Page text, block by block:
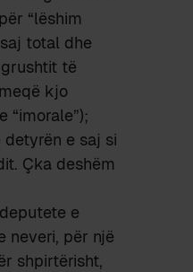
“lëshim
total dhe
të
kjo
“imorale”);
e saj si
Çka deshëm
e
neveri, për një
shpirtërisht,